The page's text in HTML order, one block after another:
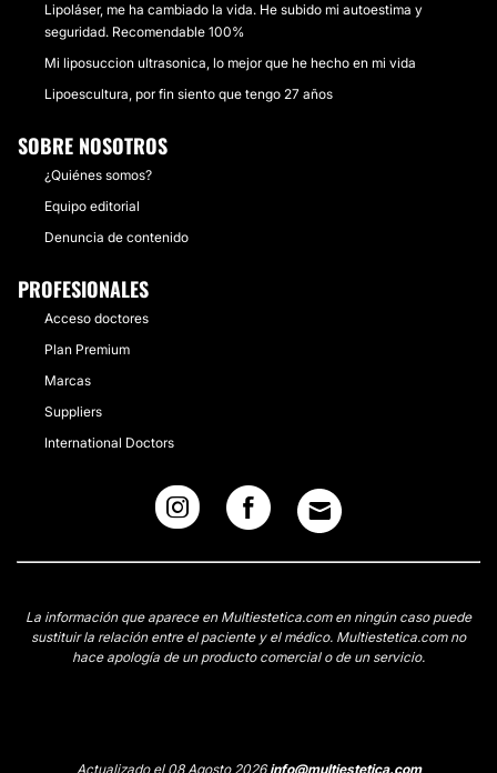
Lipoláser, me ha cambiado la vida. He subido mi autoestima y
seguridad. Recomendable 100%
Mi liposuccion ultrasonica, lo mejor que he hecho en mi vida
Lipoescultura, por fin siento que tengo 27 años
SOBRE NOSOTROS
¿Quiénes somos?
Equipo editorial
Denuncia de contenido
PROFESIONALES
Acceso doctores
Plan Premium
Marcas
Suppliers
International Doctors
La información que aparece en Multiestetica.com en ningún caso puede
sustituir la relación entre el paciente y el médico. Multiestetica.com no
hace apología de un producto comercial o de un servicio.
Actualizado el 08 Agosto 2026info@multiestetica.com